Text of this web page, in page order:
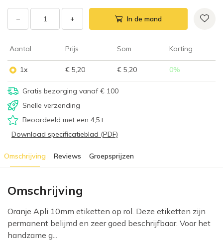
− + In de mand
Aantal Prijs Som Korting
1x € 5,20 € 5,20 0%
Gratis bezorging vanaf € 100
Snelle verzending
Beoordeeld met een 4,5+
Download specificatieblad (PDF)
Omschrijving Reviews Groepsprijzen
Omschrijving
Oranje Apli 10mm etiketten op rol. Deze etiketten zijn
permanent belijmd en zeer goed beschrijfbaar. Voor het
handzame g...